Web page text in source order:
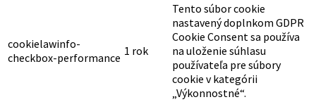
cookielawinfo-
checkbox-performance 1 rok
Tento súbor cookie
nastavený doplnkom GDPR
Cookie Consent sa používa
na uloženie súhlasu
používateľa pre súbory
cookie v kategórii
„Výkonnostné“.